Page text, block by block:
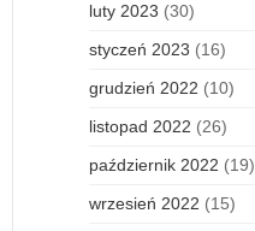
luty 2023 (30)
styczeń 2023 (16)
grudzień 2022 (10)
listopad 2022 (26)
październik 2022 (19)
wrzesień 2022 (15)